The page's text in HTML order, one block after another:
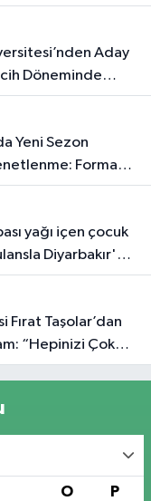
Döneminde
Forma
Oldu
Diyarbakır'a
“Hepinizi Çok
O P